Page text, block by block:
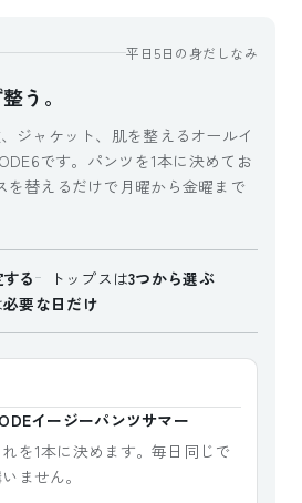
平日5日の身だしなみ
う。
ジャケット、肌を整えるオールイ
です。パンツを1本に決めてお
を替えるだけで月曜から金曜まで
る トップスは3つから選ぶ
必要な日だけ
イージーパンツサマー
れを1本に決めます。毎日同じで
ません。